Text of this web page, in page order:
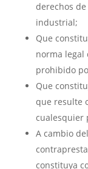
derechos
industrial;
Que
norma legal
prohibido
Que
que resulte
cualesquier
A cambio
constituya